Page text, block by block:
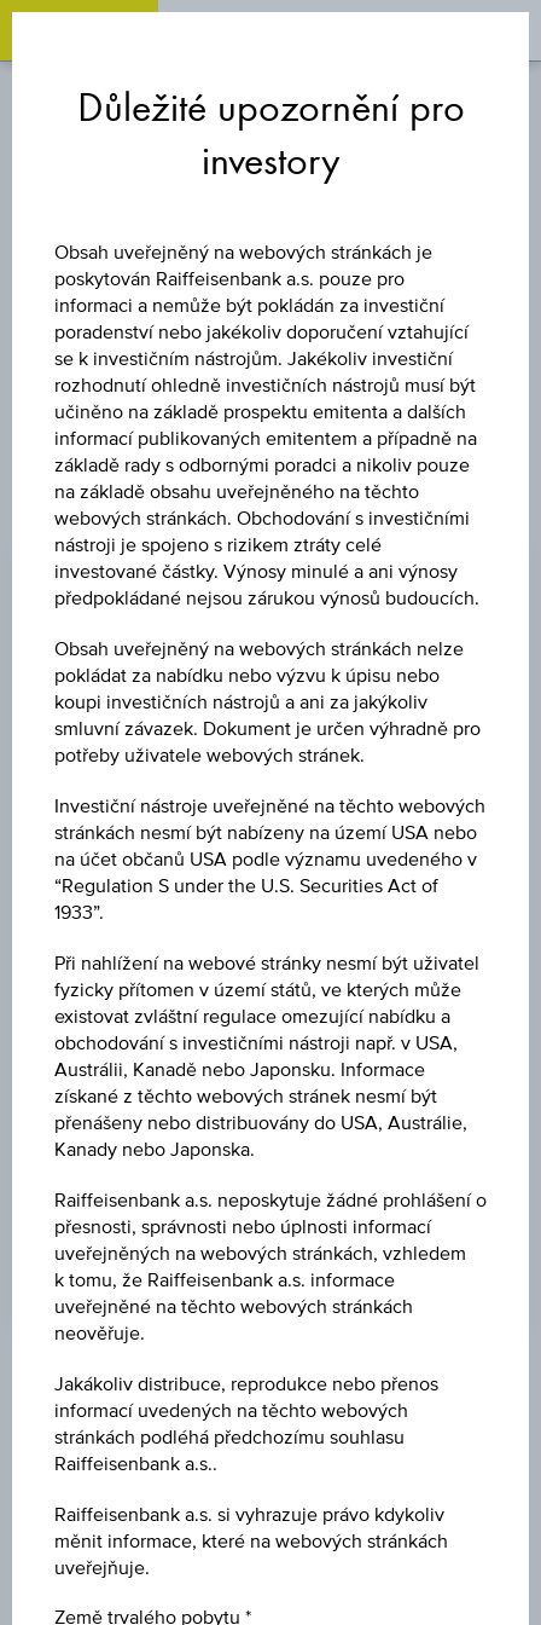
Quicklinks
TURBO CERTIFIKÁT
LONG ALLIANZ SE
Uveřejněné produktové informace jsou určeny čistě pro
investory, kteří již mají produkt ve svém portfoliu. Tyto údaje
neslouží jako doporučení ani jako nabídka k nákupu těchto
cenných papírů.
ZMĚNA
+0,41(+1,94 %)
NÁKUP
EUR 21,520
PRODEJ
EUR 21,540
06.08.2026
18:00:00.440
UTC
Koordinovaný
441,80(+1,03 %)
BARIÉRA
EUR 242,36
BARIÉRA VZDÁL.
45,14 %
PÁKA
2,05
Klíčové údaje
Název
Turbo certifikát Allianz SE
ISIN / WKN
AT0000A3EQR6 / RC1FAF
Důležité upozornění pro
investory
Obsah uveřejněný na webových stránkách je
poskytován Raiffeisenbank a.s. pouze pro
informaci a nemůže být pokládán za investiční
poradenství nebo jakékoliv doporučení vztahující
se k investičním nástrojům. Jakékoliv investiční
rozhodnutí ohledně investičních nástrojů musí být
učiněno na základě prospektu emitenta a dalších
informací publikovaných emitentem a případně na
základě rady s odbornými poradci a nikoliv pouze
na základě obsahu uveřejněného na těchto
webových stránkách. Obchodování s investičními
nástroji je spojeno s rizikem ztráty celé
investované částky. Výnosy minulé a ani výnosy
předpokládané nejsou zárukou výnosů budoucích.
Obsah uveřejněný na webových stránkách nelze
pokládat za nabídku nebo výzvu k úpisu nebo
koupi investičních nástrojů a ani za jakýkoliv
smluvní závazek. Dokument je určen výhradně pro
potřeby uživatele webových stránek.
Investiční nástroje uveřejněné na těchto webových
stránkách nesmí být nabízeny na území USA nebo
na účet občanů USA podle významu uvedeného v
“Regulation S under the U.S. Securities Act of
1933”.
Při nahlížení na webové stránky nesmí být uživatel
fyzicky přítomen v území států, ve kterých může
existovat zvláštní regulace omezující nabídku a
obchodování s investičními nástroji např. v USA,
Austrálii, Kanadě nebo Japonsku. Informace
získané z těchto webových stránek nesmí být
přenášeny nebo distribuovány do USA, Austrálie,
Kanady nebo Japonska.
Raiffeisenbank a.s. neposkytuje žádné prohlášení o
přesnosti, správnosti nebo úplnosti informací
uveřejněných na webových stránkách, vzhledem
k tomu, že Raiffeisenbank a.s. informace
uveřejněné na těchto webových stránkách
neověřuje.
Jakákoliv distribuce, reprodukce nebo přenos
informací uvedených na těchto webových
stránkách podléhá předchozímu souhlasu
Raiffeisenbank a.s..
Raiffeisenbank a.s. si vyhrazuje právo kdykoliv
měnit informace, které na webových stránkách
uveřejňuje.
Země trvalého pobytu